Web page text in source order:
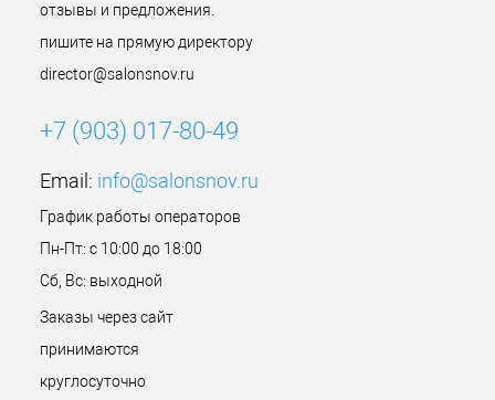
отзывы и предложения.
пишите на прямую директору
director@salonsnov.ru
+7 (903) 017-80-49
Email: info@salonsnov.ru
График работы операторов
Пн-Пт: с 10:00 до 18:00
Сб, Вс: выходной
Заказы через сайт
принимаются
круглосуточно